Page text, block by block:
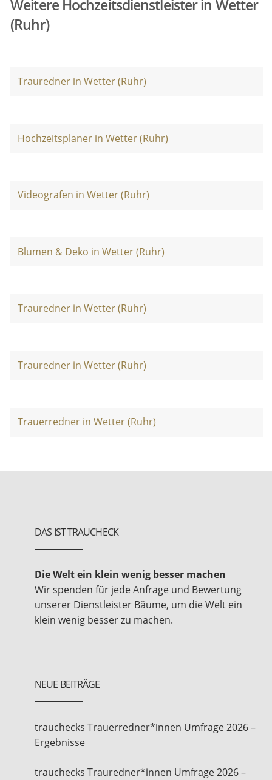
Weitere Hochzeitsdienstleister in Wetter
(Ruhr)
Trauredner in Wetter (Ruhr)
Hochzeitsplaner in Wetter (Ruhr)
Videografen in Wetter (Ruhr)
Blumen & Deko in Wetter (Ruhr)
Trauredner in Wetter (Ruhr)
Trauredner in Wetter (Ruhr)
Trauerredner in Wetter (Ruhr)
DAS IST TRAUCHECK
Die Welt ein klein wenig besser machen
Wir spenden für jede Anfrage und Bewertung
unserer Dienstleister Bäume, um die Welt ein
klein wenig besser zu machen.
NEUE BEITRÄGE
trauchecks Trauerredner*innen Umfrage 2026 –
Ergebnisse
trauchecks Trauredner*innen Umfrage 2026 –